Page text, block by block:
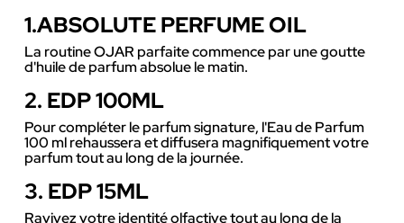
1.ABSOLUTE PERFUME OIL
La routine OJAR parfaite commence par une goutte
d'huile de parfum absolue le matin.
2. EDP 100ML
Pour compléter le parfum signature, l'Eau de Parfum
100 ml rehaussera et diffusera magnifiquement votre
parfum tout au long de la journée.
3. EDP 15ML
Ravivez votre identité olfactive tout au long de la